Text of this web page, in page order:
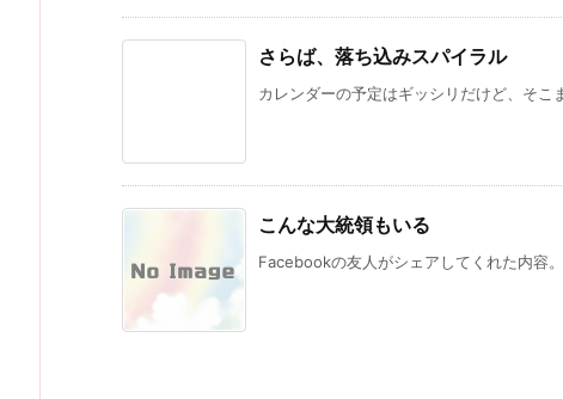
さらば、落ち込みスパイラル
カレンダーの予定はギッシリだけど、そ
こんな大統領もいる
Facebookの友人がシェアしてくれた内容